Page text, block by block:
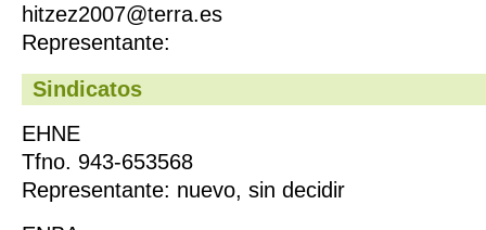
hitzez2007@terra.es
Representante:
Sindicatos
EHNE
Tfno. 943-653568
Representante: nuevo, sin decidir